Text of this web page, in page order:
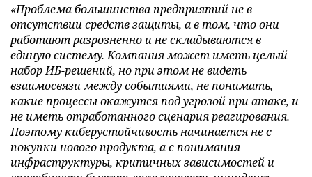
«Проблема большинства предприятий не в
отсутствии средств защиты, а в том, что они
работают разрозненно и не складываются в
единую систему. Компания может иметь целый
набор ИБ-решений, но при этом не видеть
взаимосвязи между событиями, не понимать,
какие процессы окажутся под угрозой при атаке, и
не иметь отработанного сценария реагирования.
Поэтому киберустойчивость начинается не с
покупки нового продукта, а с понимания
инфраструктуры, критичных зависимостей и